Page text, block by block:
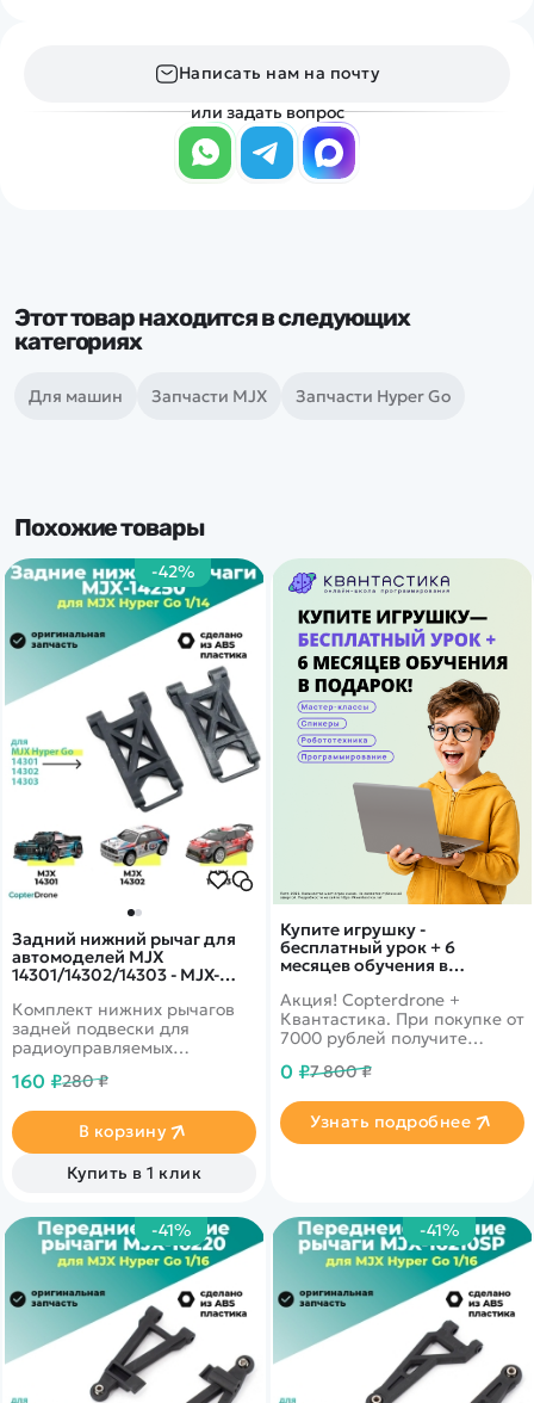
Написать нам на почту
или задать вопрос
Этот товар находится в следующих
категориях
Для машин Запчасти MJX Запчасти Hyper Go
Похожие товары
Купите игрушку -
бесплатный урок + 6
месяцев обучения в
Акция! Copterdrone +
Квантастика. При покупке от
7000 рублей получите
нашего партнера
0 ₽7 800 ₽
Узнать подробнее
-42%
Задний нижний рычаг для
автомоделей MJX
14301/14302/14303 - MJX-
Комплект нижних рычагов
задней подвески для
радиоуправляемых
14301, 14302, 14303 масштаба
160 ₽280 ₽
В корзину
Купить в 1 клик
-41% -41%